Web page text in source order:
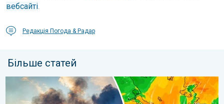
вебсайті.
Редакція Погода & Радар
Більше статей
Лісові пожежі у Південно-Східній Європі. Спека й сильний